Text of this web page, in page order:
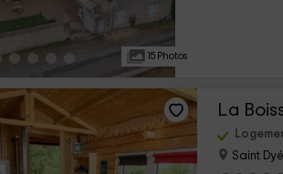
15 Photos
La
Saint